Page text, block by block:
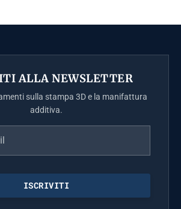
ALLA NEWSLETTER
sulla stampa 3D e la manifattura
additiva.